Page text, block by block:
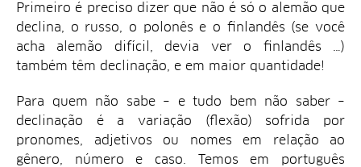
Primeiro é preciso dizer que não é só o alemão que
declina, o russo, o polonês e o finlandês (se você
acha alemão difícil, devia ver o finlandês …)
também têm declinação, e em maior quantidade!
Para quem não sabe – e tudo bem não saber –
declinação é a variação (flexão) sofrida por
pronomes, adjetivos ou nomes em relação ao
gênero, número e caso. Temos em português